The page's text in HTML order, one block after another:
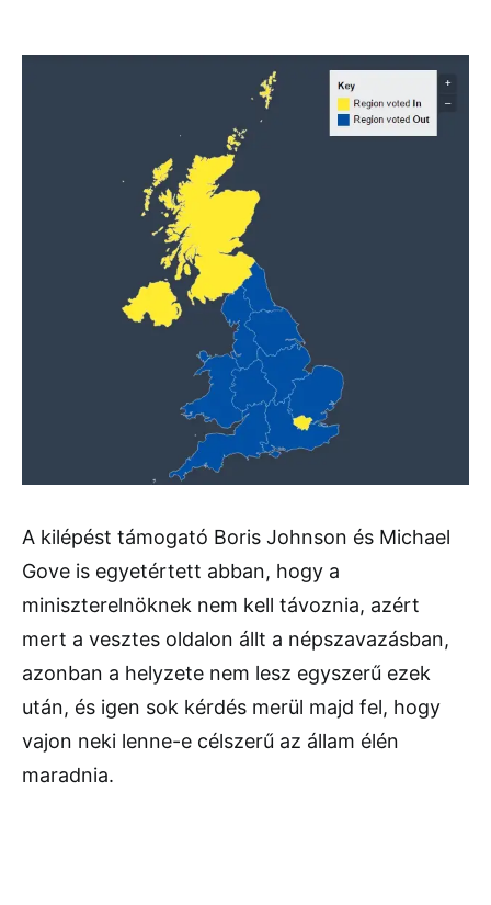
A kilépést támogató Boris Johnson és Michael
Gove is egyetértett abban, hogy a
miniszterelnöknek nem kell távoznia, azért
mert a vesztes oldalon állt a népszavazásban,
azonban a helyzete nem lesz egyszerű ezek
után, és igen sok kérdés merül majd fel, hogy
vajon neki lenne-e célszerű az állam élén
maradnia.